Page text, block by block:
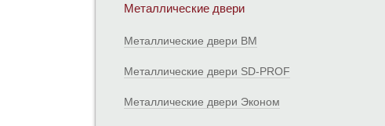
Металлические двери
Металлические двери ВМ
Металлические двери SD-PROF
Металлические двери Эконом